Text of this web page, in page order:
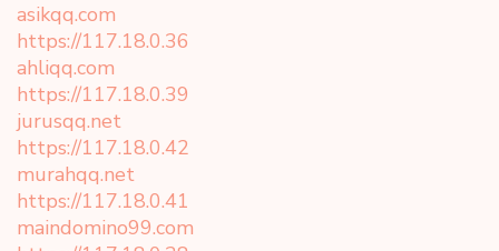
asikqq.com
https://117.18.0.36
ahliqq.com
https://117.18.0.39
jurusqq.net
https://117.18.0.42
murahqq.net
https://117.18.0.41
maindomino99.com